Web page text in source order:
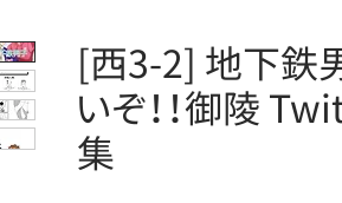
[西3-2] 地下鉄
いぞ！！御陵
集